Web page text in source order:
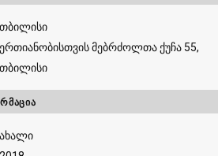
თბილისი
ერთიანობისთვის მებრძოლთა ქუჩა 55,
თბილისი
ახალი